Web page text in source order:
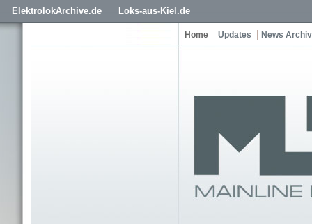
ElektrolokArchive.de Loks-aus-Kiel.de
Home Updates News Archiv